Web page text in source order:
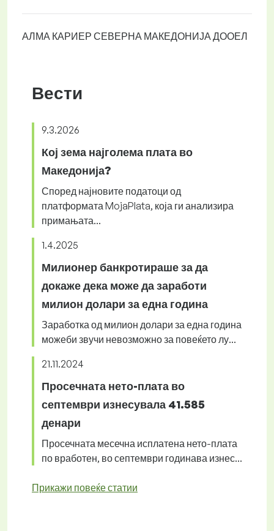
АЛМА КАРИЕР СЕВЕРНА МАКЕДОНИЈА ДООЕЛ
Вести
9.3.2026
Кој зема најголема плата во
Македонија?
Според најновите податоци од
платформата MojaPlata, која ги анализира
примањата...
1.4.2025
Милионер банкротираше за да
докаже дека може да заработи
милион долари за една година
Заработка од милион долари за една година
можеби звучи невозможно за повеќето лу...
21.11.2024
Просечната нето-плата во
септември изнесувала 41.585
денари
Просечната месечна исплатена нето-плата
по вработен, во септември годинава изнес...
Прикажи повеќе статии